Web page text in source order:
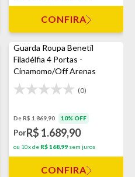
CONFIRA
Guarda Roupa Benetil
Filadélfia 4 Portas -
Cinamomo/Off Arenas
(0)
De R$ 1.869,90 10% OFF
PorR$ 1.689,90
ou 10x de R$ 168,99 sem juros
CONFIRA